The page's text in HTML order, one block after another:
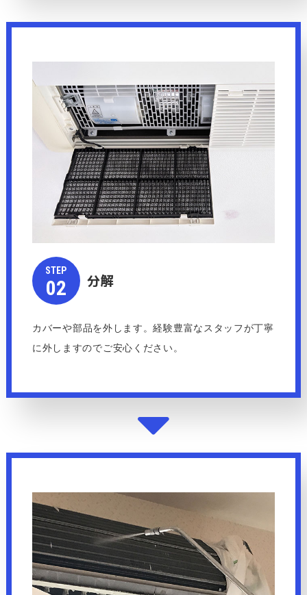
STEP​​​​​
​​​​​​​02 分解
カバーや部品を外します。経験豊富なスタッフが丁寧
に外しますのでご安心ください。